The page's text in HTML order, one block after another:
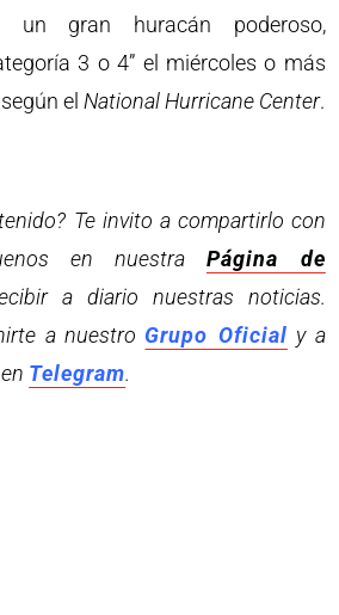
un gran huracán poderoso,
3 o 4” el miércoles o más
el National Hurricane Center.
Te invito a compartirlo con
en nuestra Página de
a diario nuestras noticias.
a nuestro Grupo Oficial y a
Telegram.